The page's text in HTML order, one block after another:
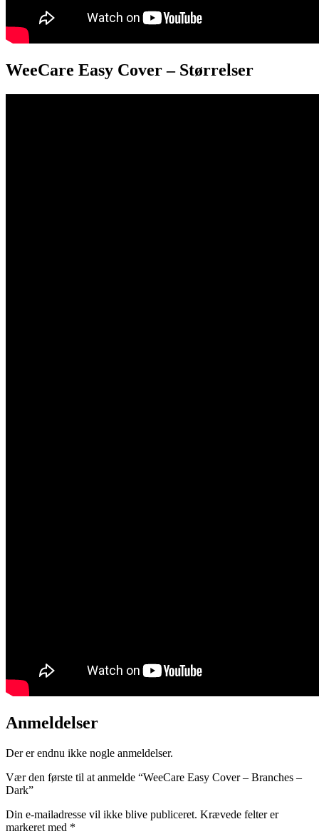
WeeCare Easy Cover – Størrelser
Anmeldelser
Der er endnu ikke nogle anmeldelser.
Vær den første til at anmelde “WeeCare Easy Cover – Branches –
Dark”
Din e-mailadresse vil ikke blive publiceret. Krævede felter er
markeret med *